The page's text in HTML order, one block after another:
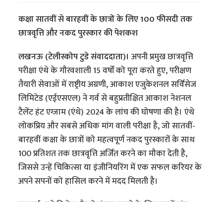
कक्षा सातवीं से बारहवीं के छात्रों के लिए 100 फीसदी तक
छात्रवृत्ति और नकद पुरस्कार की पेशकश
लखनऊ (टेलीस्कोप टुडे संवाददाता)।अपनी प्रमुख छात्रवृत्ति
परीक्षा एंथे के गौरवशाली 15 वर्षों को पूरा करते हुए, परीक्षण
तैयारी सेवाओं में राष्ट्रीय अग्रणी, आकाश एजुकेशनल सर्विसेज
लिमिटेड (एईएसएल) ने गर्व से बहुप्रतीक्षित आकाश नेशनल
टैलेंट हंट एग्जाम (एंथे) 2024 के लांच की घोषणा की है। एंथे
लोकप्रिय और सबसे अधिक मांग वाली परीक्षा है, जो सातवीं-
बारहवीं कक्षा के छात्रों को महत्वपूर्ण नकद पुरस्कारों के साथ
100 प्रतिशत तक छात्रवृत्ति अर्जित करने का मौका देती है,
जिससे उन्हें चिकित्सा या इंजीनियरिंग में एक सफल करियर के
अपने सपनों को हासिल करने में मदद मिलती है।